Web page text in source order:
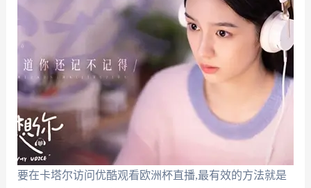
要在卡塔尔访问优酷观看欧洲杯直播,最有效的方法就是